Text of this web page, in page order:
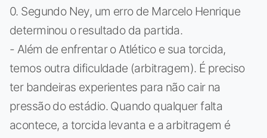
0. Segundo Ney, um erro de Marcelo Henrique
determinou o resultado da partida.
- Além de enfrentar o Atlético e sua torcida,
temos outra dificuldade (arbitragem). É preciso
ter bandeiras experientes para não cair na
pressão do estádio. Quando qualquer falta
acontece, a torcida levanta e a arbitragem é